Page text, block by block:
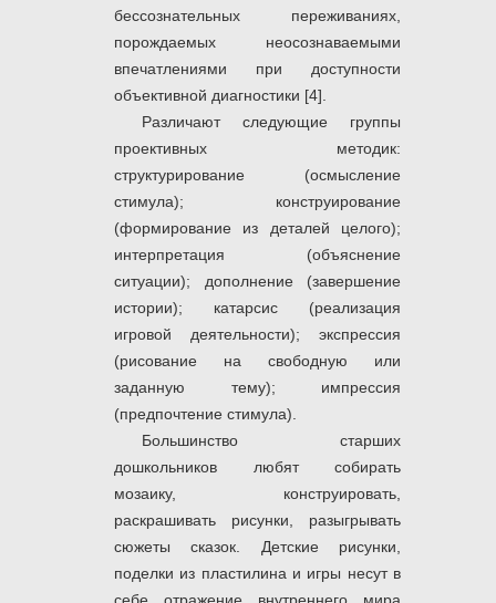
бессознательных переживаниях,
порождаемых неосознаваемыми
впечатлениями при доступности
объективной диагностики [4].
Различают следующие группы
проективных методик:
структурирование (осмысление
стимула); конструирование
(формирование из деталей целого);
интерпретация (объяснение
ситуации); дополнение (завершение
истории); катарсис (реализация
игровой деятельности); экспрессия
(рисование на свободную или
заданную тему); импрессия
(предпочтение стимула).
Большинство старших
дошкольников любят собирать
мозаику, конструировать,
раскрашивать рисунки, разыгрывать
сюжеты сказок. Детские рисунки,
поделки из пластилина и игры несут в